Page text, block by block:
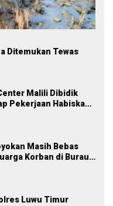
Ditemukan Tewas
Malili Dibidik
Pekerjaan Habiskan
Masih Bebas
Korban di Burau
Luwu Timur